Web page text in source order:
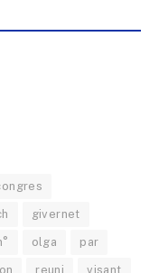
givernet
olga par
reuni visant